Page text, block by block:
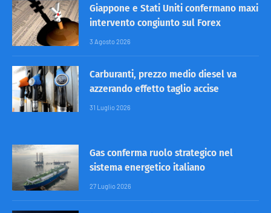
Giappone e Stati Uniti confermano maxi
intervento congiunto sul Forex
3 Agosto 2026
Carburanti, prezzo medio diesel va
azzerando effetto taglio accise
31 Luglio 2026
Gas conferma ruolo strategico nel
sistema energetico italiano
27 Luglio 2026